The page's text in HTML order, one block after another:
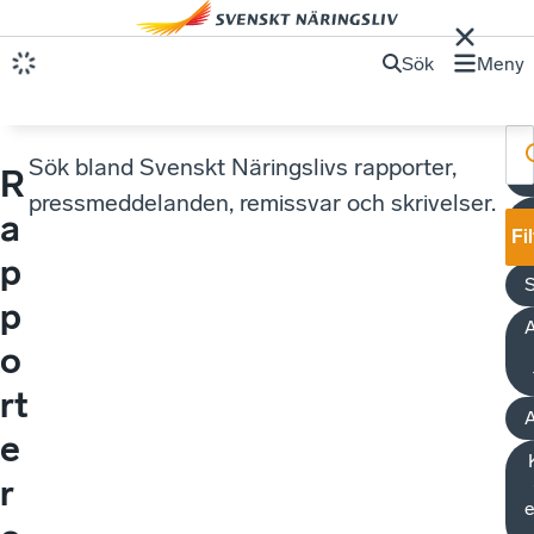
Sök Meny
R
a
p
p
o
rt
e
r
Sök bland Svenskt Näringslivs rapporter,
pressmeddelanden, remissvar och skrivelser.